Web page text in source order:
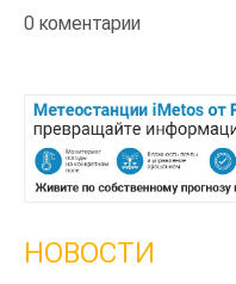
0 коментарии
НОВОСТИ